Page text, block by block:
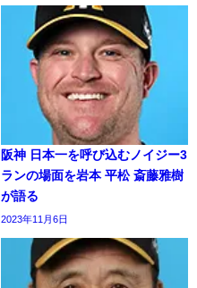
阪神 日本一を呼び込むノイジー3
ランの場面を岩本 平松 斎藤雅樹
が語る
2023年11月6日